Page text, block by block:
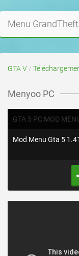
Menu
GTA V /
Menyoo PC
GTA 5 PC MOD
Mod Menu Gta 5 1.41